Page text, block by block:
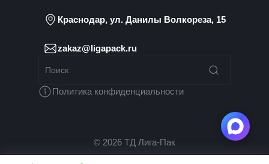
Краснодар, ул. Данилы Волкореза, 15
zakaz@ligapack.ru
Политика конфиденциальности
© 2026 ТД Лига-Пак